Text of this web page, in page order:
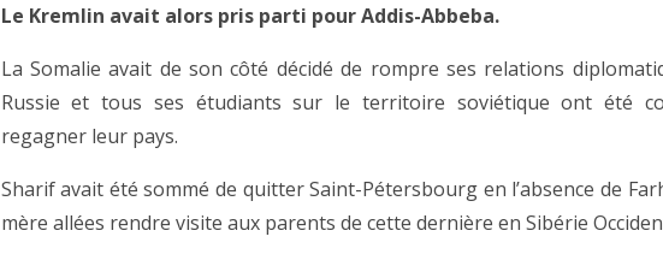
Le Kremlin avait alors pris parti pour Addis-Abbeba.
La Somalie avait de son côté décidé de rompre ses relations
Russie et tous ses étudiants sur le territoire soviétique ont été
regagner leur pays.
Sharif avait été sommé de quitter Saint-Pétersbourg en l’absence de
mère allées rendre visite aux parents de cette dernière en Sibérie